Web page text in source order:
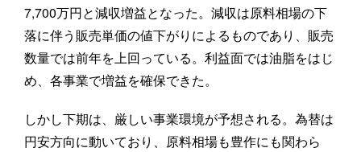
7,700万円と減収増益となった。減収は原料相場の下
落に伴う販売単価の値下がりによるものであり、販売
数量では前年を上回っている。利益面では油脂をはじ
め、各事業で増益を確保できた。
しかし下期は、厳しい事業環境が予想される。為替は
円安方向に動いており、原料相場も豊作にも関わら